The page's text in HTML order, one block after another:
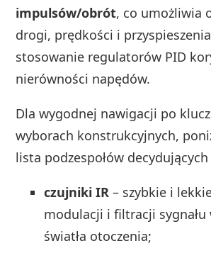
impulsów/obrót, co umożliwia
drogi, prędkości i
stosowanie regulatorów PID
nierówności napędów.
Dla wygodnej nawigacji po
wyborach konstrukcyjnych,
lista podzespołów
czujniki IR – szybkie i
modulacji i filtracji sygnału
światła otoczenia;